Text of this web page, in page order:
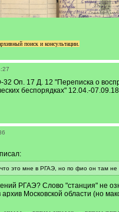
поиск и консультации.
Оп. 17 Д. 12 "Переписка о
беспорядках" 12.04.-
это мне в РГАЭ, но по фио он там не
РГАЭ? Слово "станция" не
Московской области (но